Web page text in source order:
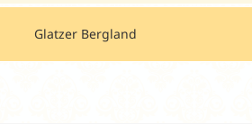
Glatzer Bergland